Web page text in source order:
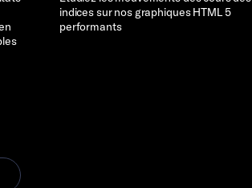
indices sur nos graphiques HTML 5
performants